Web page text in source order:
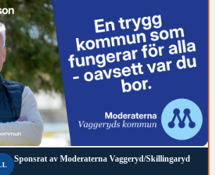
Sponsrat av Moderaterna Vaggeryd/Skillingaryd